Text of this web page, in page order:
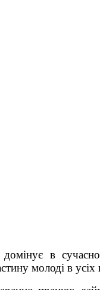
в
молоді в